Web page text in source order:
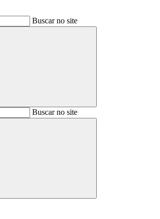
Buscar no site
BuscarBuscar no site
Buscar